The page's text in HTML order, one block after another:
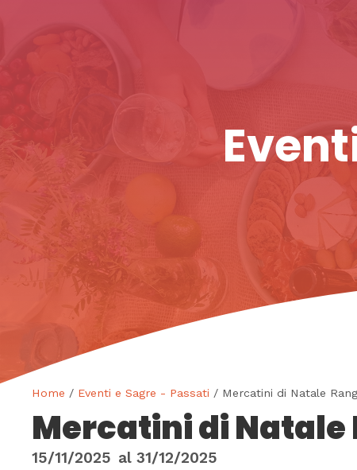
Home / Eventi e Sagre - Passati / Mercatini di Natale
Mercatini di Natale
15/11/2025 al 31/12/2025